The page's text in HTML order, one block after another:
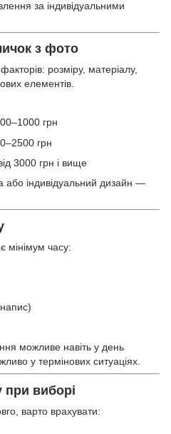
за індивідуальними
з фото
розміру, матеріалу,
елементів.
грн
грн
3000 грн і вище
індивідуальний дизайн —
мінімум часу:
можливе навіть у день
у термінових ситуаціях.
при виборі
варто врахувати: